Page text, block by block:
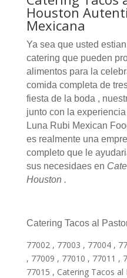
Houston
Mexicana
Ya sea que usted
catering que pueden
alimentos para la
comida completa de
fiesta de la boda ,
junto con la experiencia
Luna Rubi Mexican
es realmente una
completo que le
sus necesidaes en
Houston .
Catering Tacos al
77002 , 77003 , 77004 ,
, 77009 , 77010 , 77011 ,
77015 , Catering Tacos